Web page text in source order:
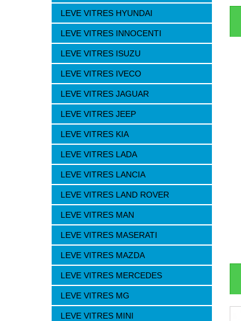
LEVE VITRES HYUNDAI
LEVE VITRES INNOCENTI
LEVE VITRES ISUZU
LEVE VITRES IVECO
LEVE VITRES JAGUAR
LEVE VITRES JEEP
LEVE VITRES KIA
LEVE VITRES LADA
LEVE VITRES LANCIA
LEVE VITRES LAND ROVER
LEVE VITRES MAN
LEVE VITRES MASERATI
LEVE VITRES MAZDA
LEVE VITRES MERCEDES
LEVE VITRES MG
LEVE VITRES MINI